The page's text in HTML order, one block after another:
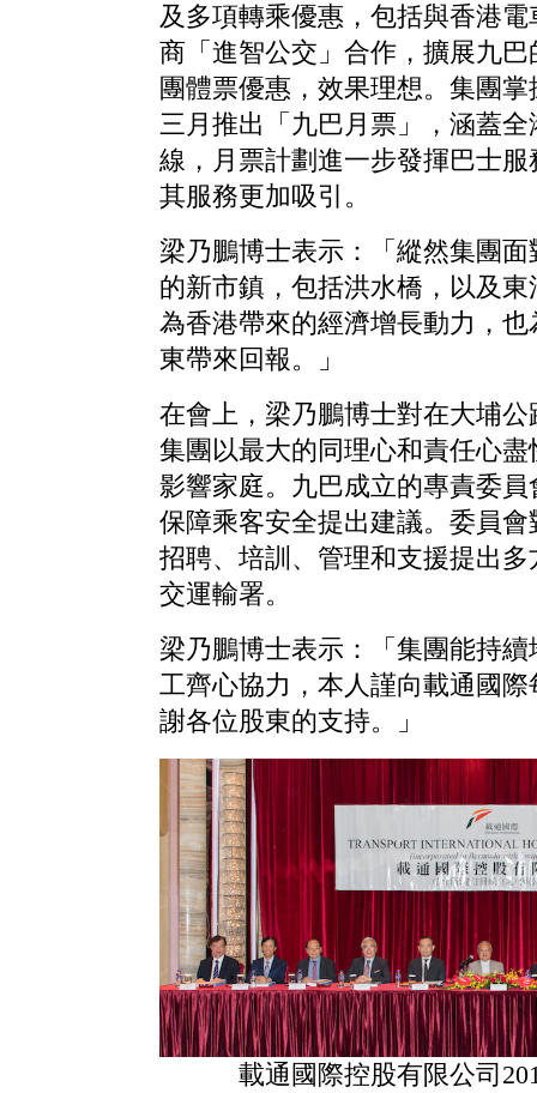
及多項轉乘優惠，包括與香港
商「進智公交」合作，擴展九
團體票優惠，效果理想。集團
三月推出「九巴月票」，涵蓋
線，月票計劃進一步發揮巴士
其服務更加吸引。
梁乃鵬博士表示：「縱然集團
的新市鎮，包括洪水橋，以及
為香港帶來的經濟增長動力，
東帶來回報。」
在會上，梁乃鵬博士對在大埔
集團以最大的同理心和責任心
影響家庭。九巴成立的專責委
保障乘客安全提出建議。委員
招聘、培訓、管理和支援提出
交運輸署。
梁乃鵬博士表示：「集團能持
工齊心協力，本人謹向載通國
謝各位股東的支持。」
載通國際控股有限公司